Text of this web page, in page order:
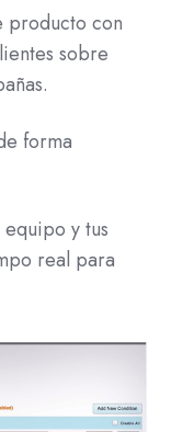
producto con
sobre
forma
y tus
real para